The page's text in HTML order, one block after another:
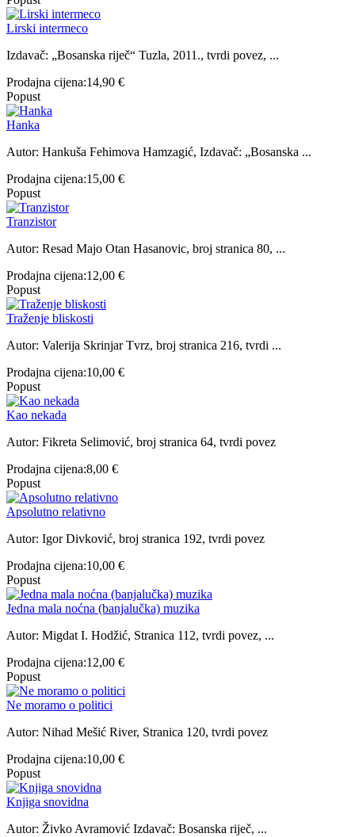
Lirski intermeco
Izdavač: „Bosanska riječ“ Tuzla, 2011., tvrdi povez, ...
Prodajna cijena:14,90 €
Popust
Hanka
Autor: Hankuša Fehimova Hamzagić, Izdavač: „Bosanska ...
Prodajna cijena:15,00 €
Popust
Tranzistor
Autor: Resad Majo Otan Hasanovic, broj stranica 80, ...
Prodajna cijena:12,00 €
Popust
Traženje bliskosti
Autor: Valerija Skrinjar Tvrz, broj stranica 216, tvrdi ...
Prodajna cijena:10,00 €
Popust
Kao nekada
Autor: Fikreta Selimović, broj stranica 64, tvrdi povez
Prodajna cijena:8,00 €
Popust
Apsolutno relativno
Autor: Igor Divković, broj stranica 192, tvrdi povez
Prodajna cijena:10,00 €
Popust
Jedna mala noćna (banjalučka) muzika
Autor: Migdat I. Hodžić, Stranica 112, tvrdi povez, ...
Prodajna cijena:12,00 €
Popust
Ne moramo o politici
Autor: Nihad Mešić River, Stranica 120, tvrdi povez
Prodajna cijena:10,00 €
Popust
Knjiga snovidna
Autor: Živko Avramović Izdavač: Bosanska riječ, ...